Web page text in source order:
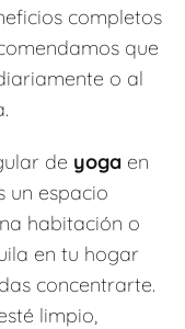
completos
que
o al
de yoga en
un espacio
habitación o
en tu hogar
concentrarte.
limpio,